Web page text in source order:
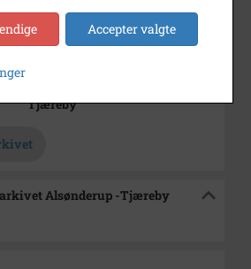
Kommune (1970-2050)
Tjæreby
Alsønderup -Tjæreby
Accepter valgte